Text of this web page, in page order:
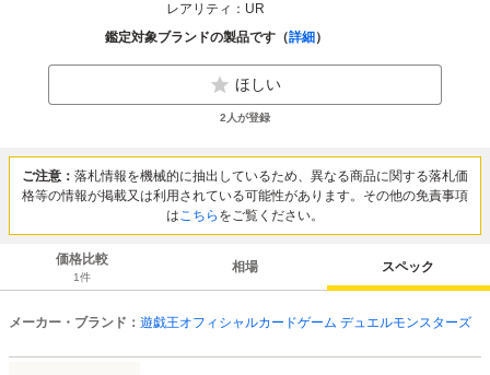
レアリティ：UR
鑑定対象ブランドの製品です（詳細 ）
ほしい
2 人が登録
ご注意： 落札情報を機械的に抽出しているため、異なる商品に関する落札価
格等の情報が掲載又は利用されている可能性があります。その他の免責事項
はこちら をご覧ください。
価格比較
1件
相場 スペック
メーカー・ブランド： 遊戯王オフィシャルカードゲーム デュエルモンスターズ